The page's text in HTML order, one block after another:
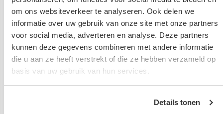
om ons websiteverkeer te analyseren. Ook delen we
informatie over uw gebruik van onze site met onze partners
voor social media, adverteren en analyse. Deze partners
kunnen deze gegevens combineren met andere informatie
die u aan ze heeft verstrekt of die ze hebben verzameld op
basis van uw gebruik van hun services.
Details tonen
begreep helemaal niet wat er aan
de hand was. Al snel besefte ik dat
ik daar moest gaan wonen.”
Chelsea (14)